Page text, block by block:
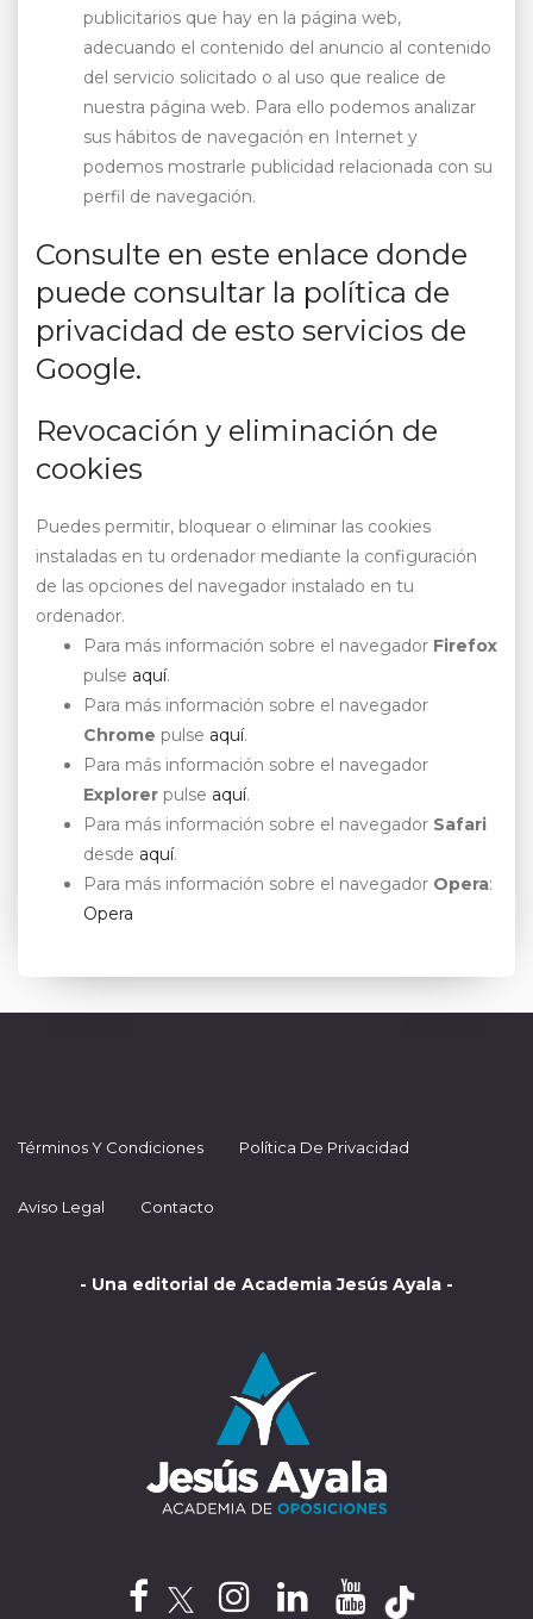
publicitarios que hay en la página web,
adecuando el contenido del anuncio al contenido
del servicio solicitado o al uso que realice de
nuestra página web. Para ello podemos analizar
sus hábitos de navegación en Internet y
podemos mostrarle publicidad relacionada con su
perfil de navegación.
Consulte en este enlace donde
puede consultar la política de
privacidad de esto servicios de
Google.
Revocación y eliminación de
cookies
Puedes permitir, bloquear o eliminar las cookies
instaladas en tu ordenador mediante la configuración
de las opciones del navegador instalado en tu
ordenador.
Para más información sobre el navegador Firefox
pulse aquí.
Para más información sobre el navegador
Chrome pulse aquí.
Para más información sobre el navegador
Explorer pulse aquí.
Para más información sobre el navegador Safari
desde aquí.
Para más información sobre el navegador Opera:
Opera
Términos Y Condiciones Política De Privacidad
Aviso Legal Contacto
- Una editorial de Academia Jesús Ayala -